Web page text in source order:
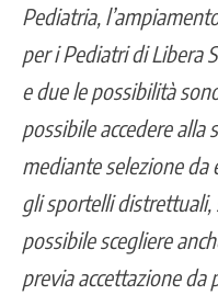
Pediatria,
per i Pediatri di Libera
e due le possibilità
possibile accedere alla
mediante selezione
gli sportelli distrettuali,
possibile scegliere
previa accettazione da